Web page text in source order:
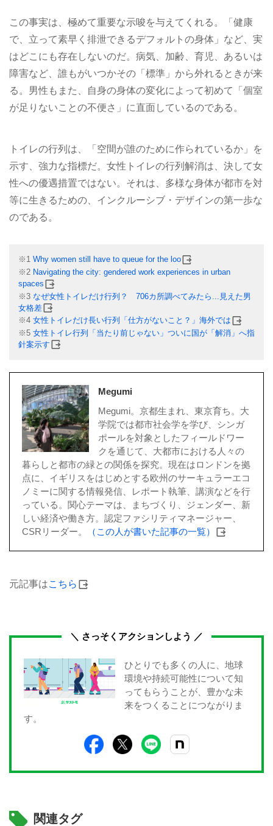
この事実は、極めて重要な示唆を与えてくれる。「健康
で、立って素早く排泄できるデフォルトの身体」など、実
はどこにも存在しないのだ。病気、加齢、育児、あるいは
障害など、誰もがいつかその「標準」から外れるときが来
る。男性もまた、自身の身体の変化によって初めて「個室
が足りないことの不便さ」に直面しているのである。
トイレの行列は、「空間が誰のために作られているか」を
示す、強力な指標だ。女性トイレの行列解消は、決して女
性への優遇措置ではない。それは、多様な身体が都市を対
等に生きるための、インクルーシブ・デザインの第一歩な
のである。
※1 Why women still have to queue for the loo
※2 Navigating the city: gendered work experiences in urban
spaces
※3 なぜ女性トイレだけ行列？ 706カ所調べてみたら...見えた男
女格差
※4 女性トイレだけ長い行列「仕方がないこと？」海外では
※5 女性トイレ行列「当たり前じゃない」ついに国が「解消」へ指
針案示す
Megumi
Megumi。京都生まれ、東京育ち。大
学院では都市社会学を学び、シンガ
ポールを対象としたフィールドワー
クを通じて、大都市における人々の
暮らしと都市の緑との関係を探究。現在はロンドンを拠
点に、イギリスをはじめとする欧州のサーキュラーエコ
ノミーに関する情報発信、レポート執筆、講演などを行
っている。関心テーマは、まちづくり、ジェンダー、新
しい経済や働き方。認定ファシリティマネージャー、
CSRリーダー。
（この人が書いた記事の一覧）
元記事はこちら
＼ さっそくアクションしよう ／
ひとりでも多くの人に、地球
環境や持続可能性について知
ってもらうことが、豊かな未
来をつくることにつながりま
す。
関連タグ